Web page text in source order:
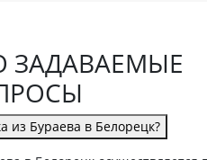
ЗАДАВАЕМЫЕ
из Бураева в Белорецк?